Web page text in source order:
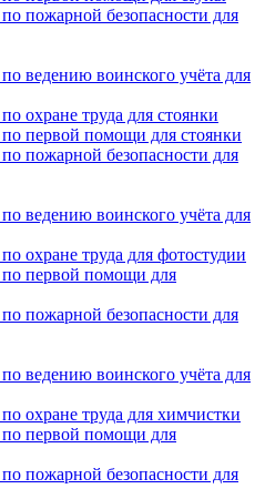
пожарной безопасности для
ведению воинского учёта для
охране труда для стоянки
первой помощи для стоянки
пожарной безопасности для
ведению воинского учёта для
охране труда для фотостудии
первой помощи для
пожарной безопасности для
ведению воинского учёта для
охране труда для химчистки
первой помощи для
пожарной безопасности для